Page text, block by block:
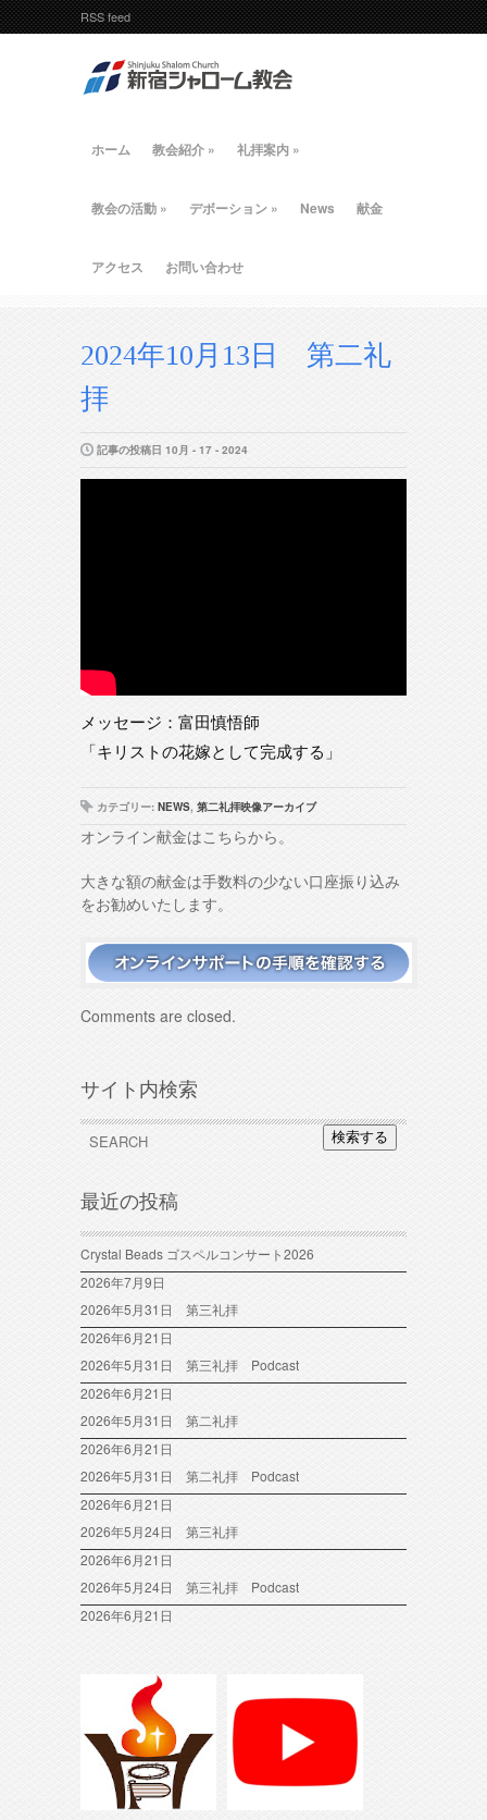
RSS feed
ホーム 教会紹介 » 礼拝案内 »
教会の活動 » デボーション » News 献金
アクセス お問い合わせ
2024年10月13日 第二礼
拝
記事の投稿日 10月 - 17 - 2024
メッセージ：富田慎悟師
「キリストの花嫁として完成する」
カテゴリー: NEWS, 第二礼拝映像アーカイブ
オンライン献金はこちらから。
大きな額の献金は手数料の少ない口座振り込み
をお勧めいたします。
Comments are closed.
サイト内検索
検索する
最近の投稿
Crystal Beads ゴスペルコンサート2026
2026年7月9日
2026年5月31日 第三礼拝
2026年6月21日
2026年5月31日 第三礼拝 Podcast
2026年6月21日
2026年5月31日 第二礼拝
2026年6月21日
2026年5月31日 第二礼拝 Podcast
2026年6月21日
2026年5月24日 第三礼拝
2026年6月21日
2026年5月24日 第三礼拝 Podcast
2026年6月21日